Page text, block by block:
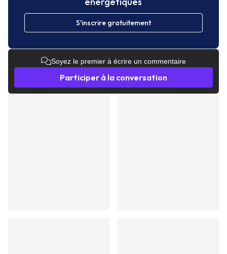
S'inscrire gratuitement
Soyez le premier à écrire un commentaire
Participer à la conversation